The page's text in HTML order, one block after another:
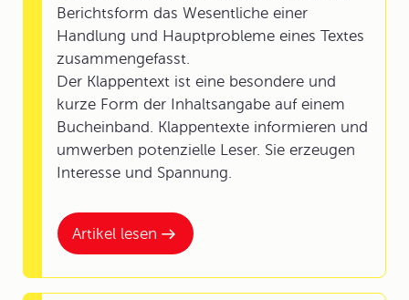
Artikel lesen
Berichtsform das Wesentliche einer
Handlung und Hauptprobleme eines Textes
zusammengefasst.
Der Klappentext ist eine besondere und
kurze Form der Inhaltsangabe auf einem
Bucheinband. Klappentexte informieren und
umwerben potenzielle Leser. Sie erzeugen
Interesse und Spannung.